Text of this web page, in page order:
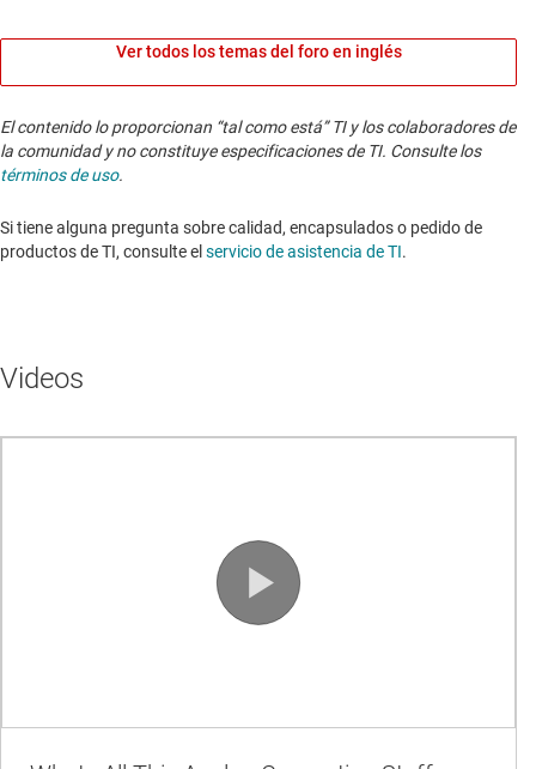
Ver todos los temas del foro en inglés
El contenido lo proporcionan “tal como está” TI y los colaboradores de
la comunidad y no constituye especificaciones de TI. Consulte los
términos de uso.
Si tiene alguna pregunta sobre calidad, encapsulados o pedido de
productos de TI, consulte el servicio de asistencia de TI. ​​​​​​​​​​​​​​
Videos